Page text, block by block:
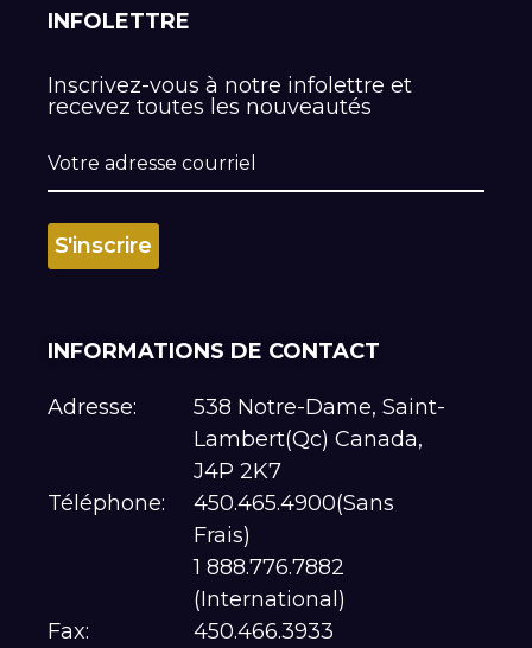
INFOLETTRE
Inscrivez-vous à notre infolettre et
recevez toutes les nouveautés
INFORMATIONS DE CONTACT
Adresse:
538 Notre-Dame, Saint-
Lambert(Qc) Canada,
J4P 2K7
Téléphone:
450.465.4900(Sans
Frais)
1 888.776.7882
(International)
Fax:
450.466.3933